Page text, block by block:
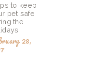
to keep
pet safe
the
28,